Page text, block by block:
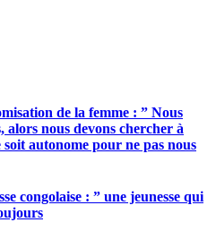
de la femme : ” Nous
alors nous devons chercher à
autonome pour ne pas nous
congolaise : ” une jeunesse qui